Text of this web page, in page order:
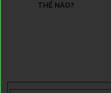
THẾ NÀO?